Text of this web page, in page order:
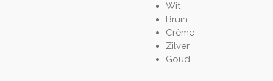
Wit
Bruin
Crème
Zilver
Goud